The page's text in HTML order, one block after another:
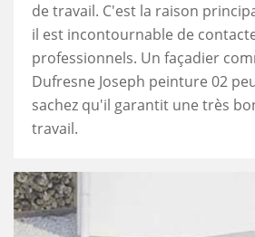
de travail. C'est la raison
il est incontournable de
professionnels. Un façadier
Dufresne Joseph peinture 02
sachez qu'il garantit une très
travail.